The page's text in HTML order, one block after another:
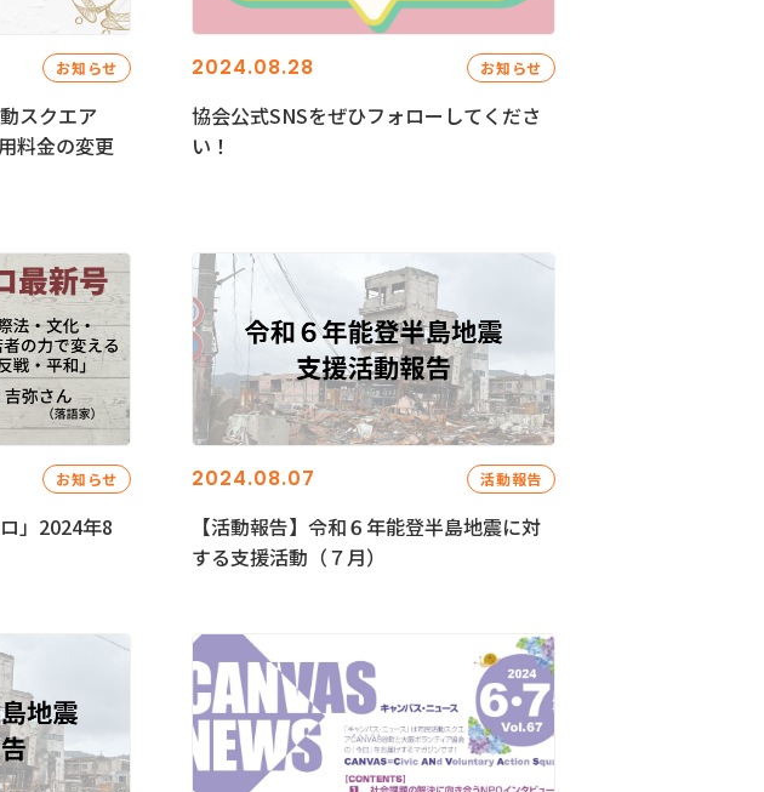
お知らせ
スクエア
料金の変更
2024.08.28 お知らせ
協会公式SNSをぜひフォローしてくださ
い！
お知らせ
」2024年8
2024.08.07 活動報告
【活動報告】令和６年能登半島地震に対
する支援活動（７月）